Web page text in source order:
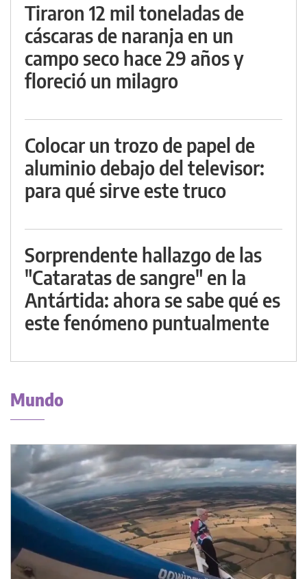
Tiraron 12 mil toneladas de
cáscaras de naranja en un
campo seco hace 29 años y
floreció un milagro
Colocar un trozo de papel de
aluminio debajo del televisor:
para qué sirve este truco
Sorprendente hallazgo de las
"Cataratas de sangre" en la
Antártida: ahora se sabe qué es
este fenómeno puntualmente
Mundo